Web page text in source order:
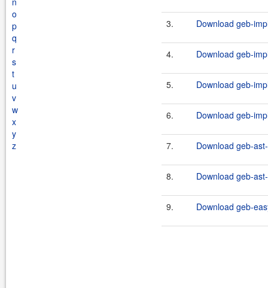
o
p
q
r
s
t
u
v
w
x
y
z
3. Download geb-
4. Download geb-
5. Download geb-
6. Download geb-
7. Download geb-
8. Download geb-
9. Download geb-